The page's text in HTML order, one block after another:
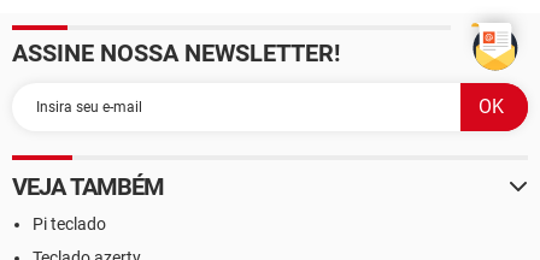
ASSINE NOSSA NEWSLETTER!
VEJA TAMBÉM
Pi teclado